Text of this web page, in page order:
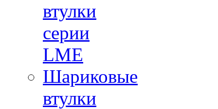
втулки
серии
LME
Шариковые
втулки